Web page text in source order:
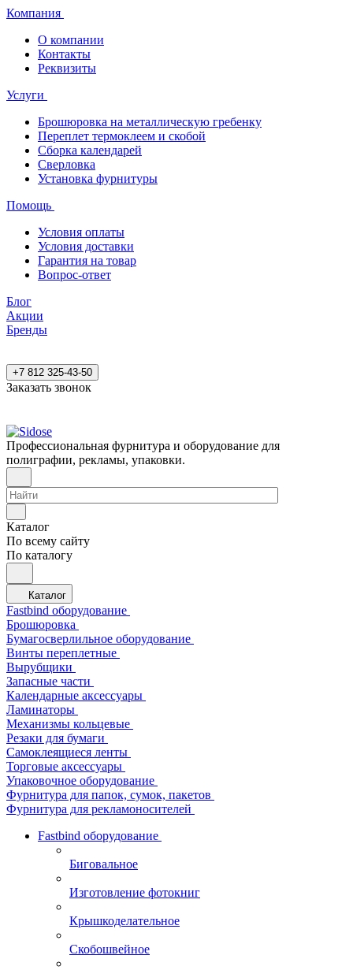
Компания
О компании
Контакты
Реквизиты
Услуги
Брошюровка на металлическую гребенку
Переплет термоклеем и скобой
Сборка календарей
Сверловка
Установка фурнитуры
Помощь
Условия оплаты
Условия доставки
Гарантия на товар
Вопрос-ответ
Блог
Акции
Бренды
+7 812 325-43-50
Заказать звонок
Профессиональная фурнитура и оборудование для
полиграфии, рекламы, упаковки.
Каталог
По всему сайту
По каталогу
Каталог
Fastbind оборудование
Брошюровка
Бумагосверлильное оборудование
Винты переплетные
Вырубщики
Запасные части
Календарные аксессуары
Ламинаторы
Механизмы кольцевые
Резаки для бумаги
Самоклеящиеся ленты
Торговые аксессуары
Упаковочное оборудование
Фурнитура для папок, сумок, пакетов
Фурнитура для рекламоносителей
Fastbind оборудование
Биговальное
Изготовление фотокниг
Крышкоделательное
Скобошвейное